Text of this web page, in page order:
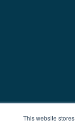
This website